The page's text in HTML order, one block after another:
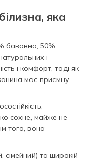
яка
бавовна, 50%
і
і комфорт, тоді як
має приємну
сохне, майже не
того, вона
та широкій